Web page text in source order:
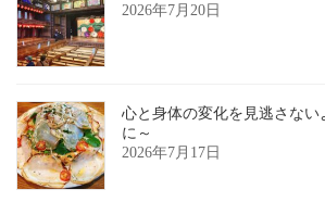
2026年7月20日
心と身体の変化を見逃さな
に～
2026年7月17日